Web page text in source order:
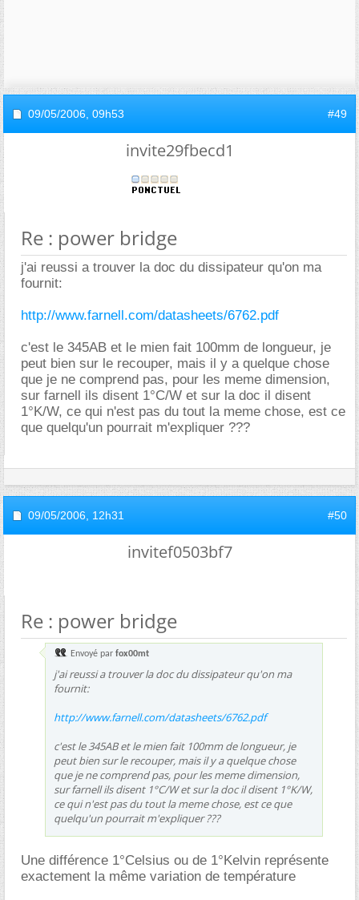
09/05/2006, 09h53 #49
invite29fbecd1
Re : power bridge
j'ai reussi a trouver la doc du dissipateur qu'on ma
fournit:
http://www.farnell.com/datasheets/6762.pdf
c'est le 345AB et le mien fait 100mm de longueur, je
peut bien sur le recouper, mais il y a quelque chose
que je ne comprend pas, pour les meme dimension,
sur farnell ils disent 1°C/W et sur la doc il disent
1°K/W, ce qui n'est pas du tout la meme chose, est ce
que quelqu'un pourrait m'expliquer ???
09/05/2006, 12h31 #50
invitef0503bf7
Re : power bridge
Envoyé par fox00mt
j'ai reussi a trouver la doc du dissipateur qu'on ma
fournit:
http://www.farnell.com/datasheets/6762.pdf
c'est le 345AB et le mien fait 100mm de longueur, je
peut bien sur le recouper, mais il y a quelque chose
que je ne comprend pas, pour les meme dimension,
sur farnell ils disent 1°C/W et sur la doc il disent 1°K/W,
ce qui n'est pas du tout la meme chose, est ce que
quelqu'un pourrait m'expliquer ???
Une différence 1°Celsius ou de 1°Kelvin représente
exactement la même variation de température